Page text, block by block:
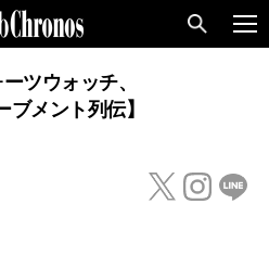
ツウォッチ、
ブメント列伝】